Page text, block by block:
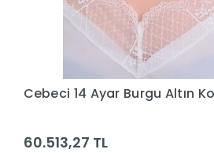
Cebeci 14 Ayar Altın Burgu
78.628,29 TL